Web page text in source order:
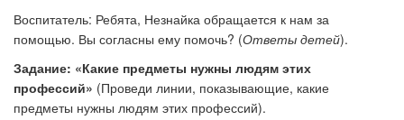
Воспитатель: Ребята, Незнайка обращается к нам за
помощью. Вы согласны ему помочь? (Ответы детей).
Задание: «Какие предметы нужны людям этих
профессий» (Проведи линии, показывающие, какие
предметы нужны людям этих профессий).